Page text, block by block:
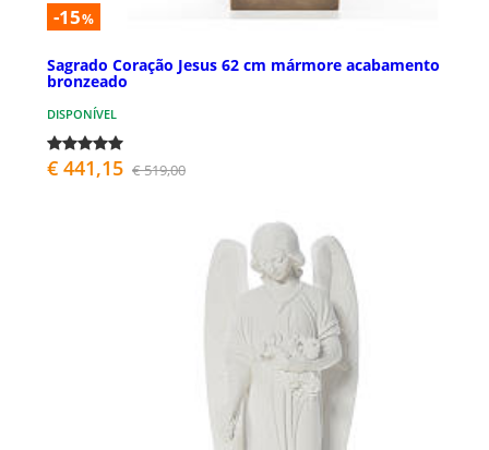
-15%
Sagrado Coração Jesus 62 cm mármore acabamento
bronzeado
DISPONÍVEL
€ 441,15 € 519,00